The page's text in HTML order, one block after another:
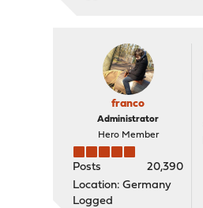
franco
Administrator
Hero Member
Posts
20,390
Location: Germany
Logged